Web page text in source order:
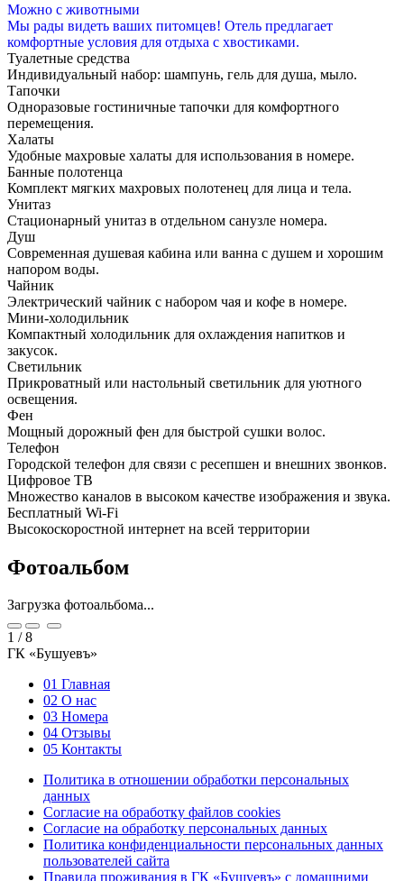
Можно с животными
Мы рады видеть ваших питомцев! Отель предлагает
комфортные условия для отдыха с хвостиками.
Туалетные средства
Индивидуальный набор: шампунь, гель для душа, мыло.
Тапочки
Одноразовые гостиничные тапочки для комфортного
перемещения.
Халаты
Удобные махровые халаты для использования в номере.
Банные полотенца
Комплект мягких махровых полотенец для лица и тела.
Унитаз
Стационарный унитаз в отдельном санузле номера.
Душ
Современная душевая кабина или ванна с душем и хорошим
напором воды.
Чайник
Электрический чайник с набором чая и кофе в номере.
Мини-холодильник
Компактный холодильник для охлаждения напитков и
закусок.
Светильник
Прикроватный или настольный светильник для уютного
освещения.
Фен
Мощный дорожный фен для быстрой сушки волос.
Телефон
Городской телефон для связи с ресепшен и внешних звонков.
Цифровое ТВ
Множество каналов в высоком качестве изображения и звука.
Бесплатный Wi-Fi
Высокоскоростной интернет на всей территории
Фотоальбом
Загрузка фотоальбома...
1 /8
ГК «Бушуевъ»
01 Главная
02 О нас
03 Номера
04 Отзывы
05 Контакты
Политика в отношении обработки персональных
данных
Согласие на обработку файлов cookies
Согласие на обработку персональных данных
Политика конфиденциальности персональных данных
пользователей сайта
Правила проживания в ГК «Бушуевъ» с домашними